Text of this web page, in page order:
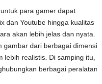
para gamer dapat
dan Youtube hingga kualitas
akan lebih jelas dan nyata.
gambar dari berbagai dimensi
realistis. Di samping itu,
berbagai peralatan